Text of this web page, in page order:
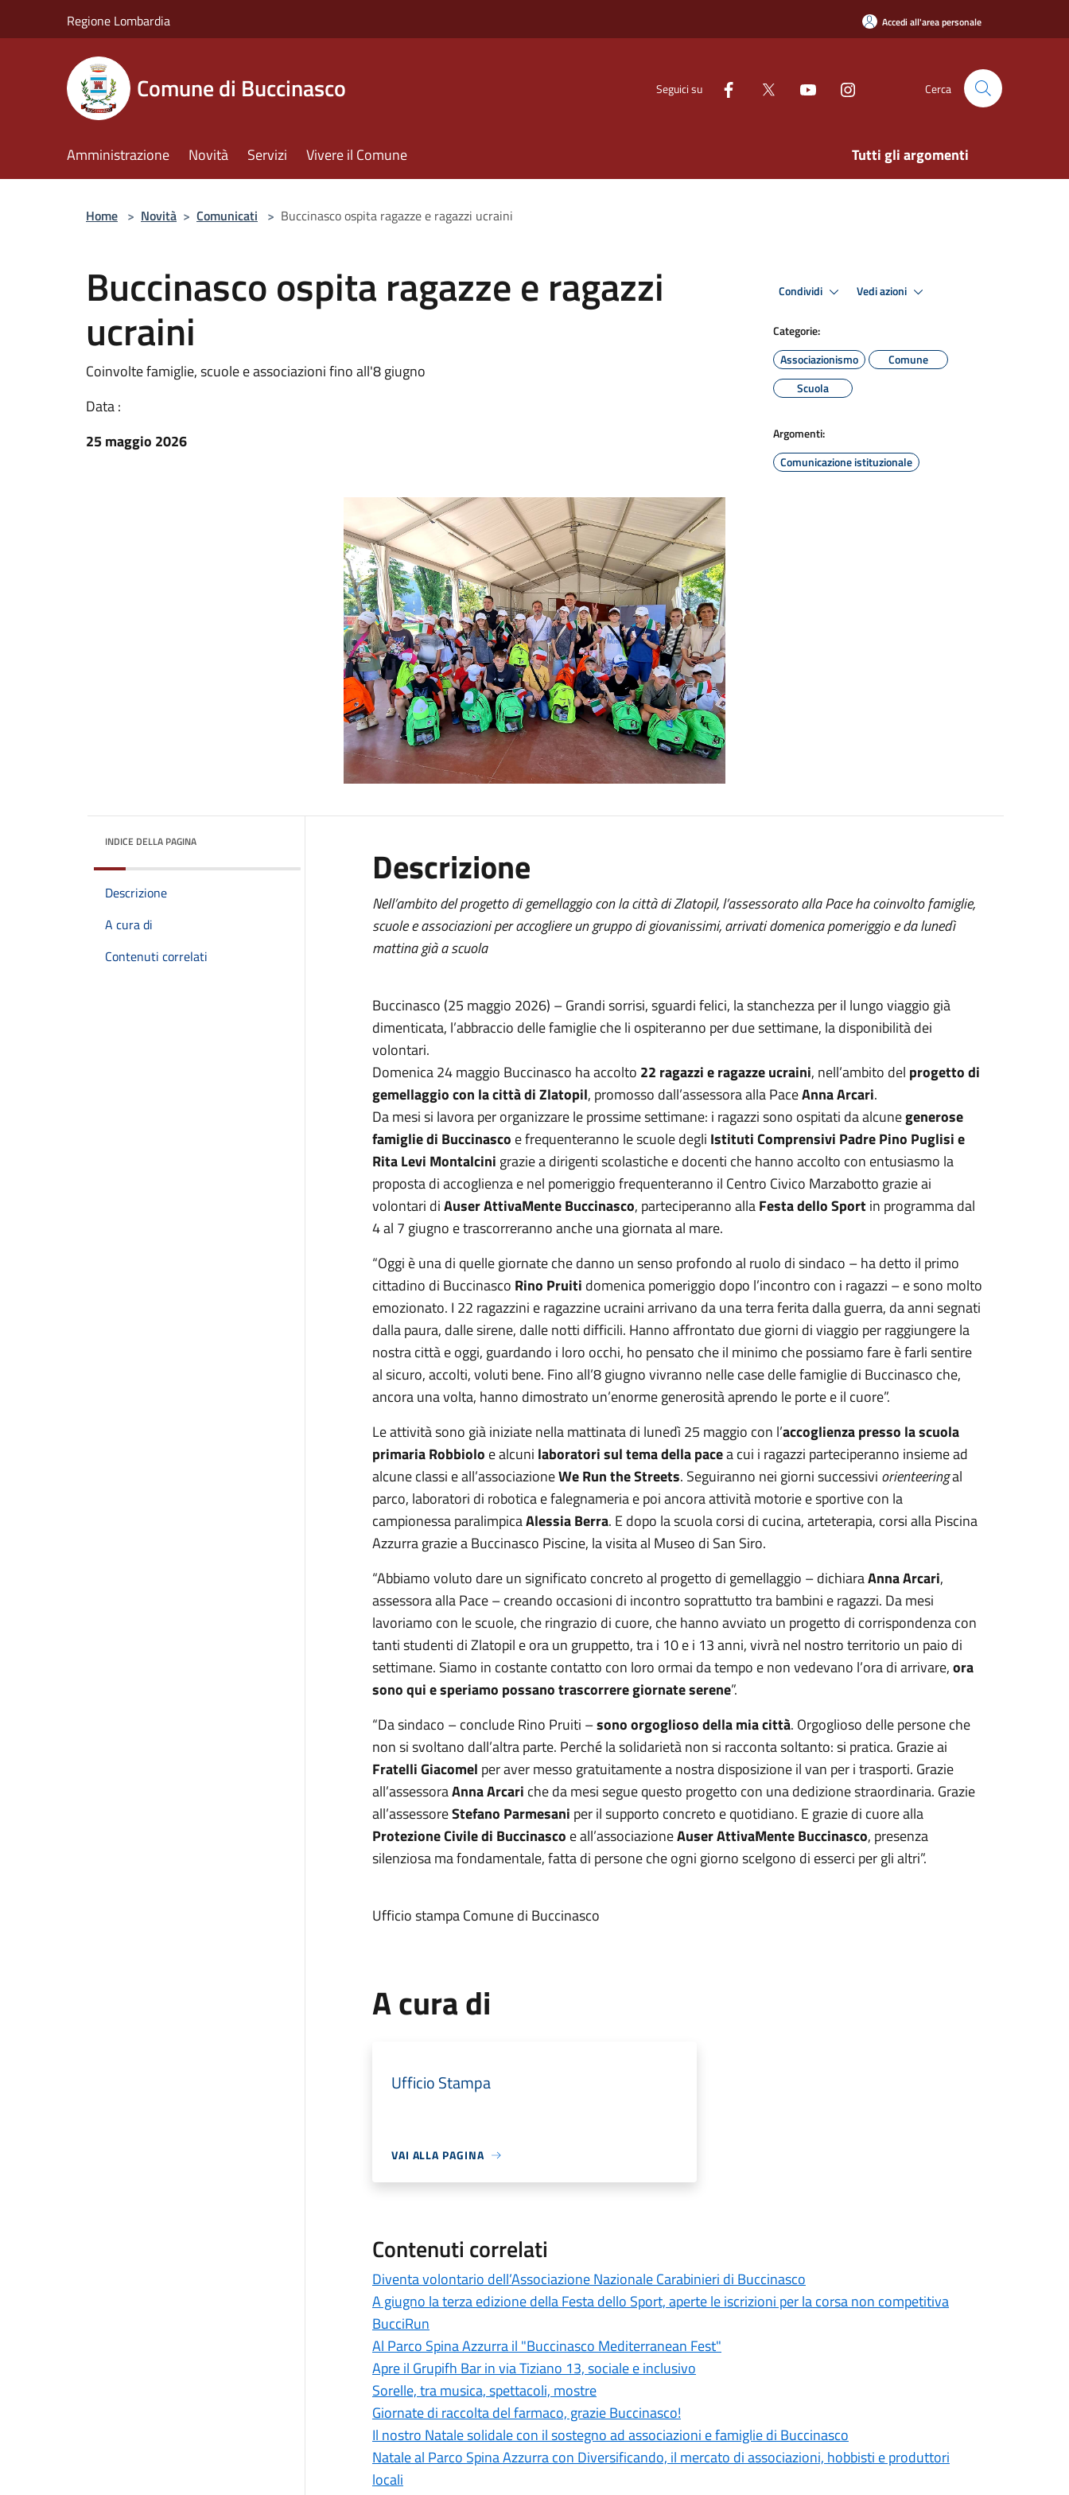
Regione Lombardia Accedi all'area personale
Comune di Buccinasco Seguici su Cerca
Amministrazione Novità Servizi Vivere il Comune Tutti gli argomenti
Home > Novità > Comunicati > Buccinasco ospita ragazze e ragazzi ucraini
Buccinasco ospita ragazze e ragazzi
ucraini
Coinvolte famiglie, scuole e associazioni fino all'8 giugno
Data :
25 maggio 2026
Condividi Vedi azioni
Categorie:
Associazionismo
Comune
Scuola
Argomenti:
Comunicazione istituzionale
INDICE DELLA PAGINA
Descrizione
A cura di
Contenuti correlati
Descrizione
Nell’ambito del progetto di gemellaggio con la città di Zlatopil, l’assessorato alla Pace ha coinvolto famiglie,
scuole e associazioni per accogliere un gruppo di giovanissimi, arrivati domenica pomeriggio e da lunedì
mattina già a scuola
Buccinasco (25 maggio 2026) – Grandi sorrisi, sguardi felici, la stanchezza per il lungo viaggio già
dimenticata, l’abbraccio delle famiglie che li ospiteranno per due settimane, la disponibilità dei
volontari.
Domenica 24 maggio Buccinasco ha accolto 22 ragazzi e ragazze ucraini, nell’ambito del progetto di
gemellaggio con la città di Zlatopil, promosso dall’assessora alla PaceAnna Arcari.
Da mesi si lavora per organizzare le prossime settimane: i ragazzi sono ospitati da alcunegenerose
famiglie di Buccinasco e frequenteranno le scuole degli Istituti Comprensivi Padre Pino Puglisi e
Rita Levi Montalcini grazie a dirigenti scolastiche e docenti che hanno accolto con entusiasmo la
proposta di accoglienza e nel pomeriggio frequenteranno il Centro Civico Marzabotto grazie ai
volontari diAuser AttivaMente Buccinasco, parteciperanno allaFesta dello Sportin programma dal
4 al 7 giugno e trascorreranno anche una giornata al mare.
“Oggi è una di quelle giornate che danno un senso profondo al ruolo di sindaco – ha detto il primo
cittadino di Buccinasco Rino Pruiti domenica pomeriggio dopo l’incontro con i ragazzi – e sono molto
emozionato. I 22 ragazzini e ragazzine ucraini arrivano da una terra ferita dalla guerra, da anni segnati
dalla paura, dalle sirene, dalle notti difficili. Hanno affrontato due giorni di viaggio per raggiungere la
nostra città e oggi, guardando i loro occhi, ho pensato che il minimo che possiamo fare è farli sentire
al sicuro, accolti, voluti bene. Fino all’8 giugno vivranno nelle case delle famiglie di Buccinasco che,
ancora una volta, hanno dimostrato un’enorme generosità aprendo le porte e il cuore”.
Le attività sono già iniziate nella mattinata di lunedì 25 maggio con l’accoglienza presso la scuola
primaria Robbiolo e alcuni laboratori sul tema della pacea cui i ragazzi parteciperanno insieme ad
alcune classi e all’associazioneWe Run the Streets. Seguiranno nei giorni successivi orienteeringal
parco, laboratori di robotica e falegnameria e poi ancora attività motorie e sportive con la
campionessa paralimpicaAlessia Berra. E dopo la scuola corsi di cucina, arteterapia, corsi alla Piscina
Azzurra grazie a Buccinasco Piscine, la visita al Museo di San Siro.
“Abbiamo voluto dare un significato concreto al progetto di gemellaggio – dichiaraAnna Arcari,
assessora alla Pace – creando occasioni di incontro soprattutto tra bambini e ragazzi. Da mesi
lavoriamo con le scuole, che ringrazio di cuore, che hanno avviato un progetto di corrispondenza con
tanti studenti di Zlatopil e ora un gruppetto, tra i 10 e i 13 anni, vivrà nel nostro territorio un paio di
settimane. Siamo in costante contatto con loro ormai da tempo e non vedevano l’ora di arrivare,ora
sono qui e speriamo possano trascorrere giornate serene”.
“Da sindaco – conclude Rino Pruiti –sono orgoglioso della mia città. Orgoglioso delle persone che
non si svoltano dall’altra parte. Perché la solidarietà non si racconta soltanto: si pratica. Grazie ai
Fratelli Giacomel per aver messo gratuitamente a nostra disposizione il van per i trasporti. Grazie
all’assessoraAnna Arcari che da mesi segue questo progetto con una dedizione straordinaria. Grazie
all’assessoreStefano Parmesani per il supporto concreto e quotidiano. E grazie di cuore alla
Protezione Civile di Buccinasco e all’associazioneAuser AttivaMente Buccinasco, presenza
silenziosa ma fondamentale, fatta di persone che ogni giorno scelgono di esserci per gli altri”.
Ufficio stampa Comune di Buccinasco
A cura di
Ufficio Stampa
VAI ALLA PAGINA
Contenuti correlati
Diventa volontario dell’Associazione Nazionale Carabinieri di Buccinasco
A giugno la terza edizione della Festa dello Sport, aperte le iscrizioni per la corsa non competitiva
BucciRun
Al Parco Spina Azzurra il "Buccinasco Mediterranean Fest"
Apre il Grupifh Bar in via Tiziano 13, sociale e inclusivo
Sorelle, tra musica, spettacoli, mostre
Giornate di raccolta del farmaco, grazie Buccinasco!
Il nostro Natale solidale con il sostegno ad associazioni e famiglie di Buccinasco
Natale al Parco Spina Azzurra con Diversificando, il mercato di associazioni, hobbisti e produttori
locali